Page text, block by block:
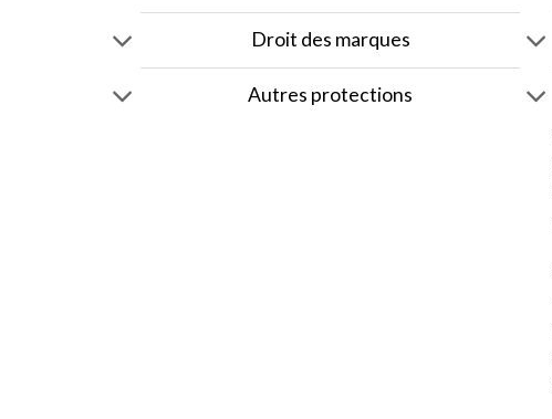
Droit des marques
Autres protections